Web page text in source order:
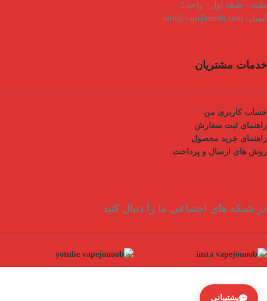
ملت - طبقه اول - واحد 2
ایمیل:
خدمات مشتریان
حساب کاربری من
راهنمای ثبت سفارش
راهنمای خرید محصول
روش های ارسال و پرداخت
در شبکه های اجتماعی ما را دنبال کنید
پشتیبانی